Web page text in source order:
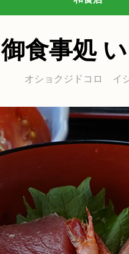
御食事処 い
オショクジドコロ イ